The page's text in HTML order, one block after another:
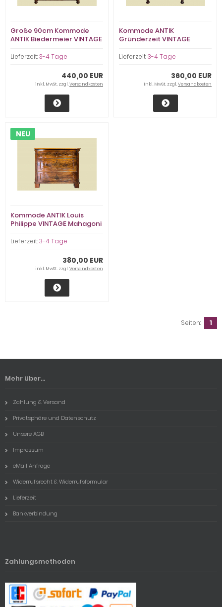
Große 90cm Kommode
ANTIK Biedermeier VINTAGE
1820
Lieferzeit:3-4 Tage
440,00 EUR
inkl. MwSt. zzgl.Versandkosten
Kommode ANTIK
Gründerzeit VINTAGE
Schrank von 1880
Lieferzeit:3-4 Tage
360,00 EUR
inkl. MwSt. zzgl.Versandkosten
NEU
Kommode ANTIK Louis
Philippe VINTAGE Mahagoni
1840
Lieferzeit:3-4 Tage
380,00 EUR
inkl. MwSt. zzgl.Versandkosten
Seiten: 1
Mehr über...
Zahlung & Versand
Privatsphäre und Datenschutz
Unsere AGB
Impressum
eMail Anfrage
Widerrufsrecht & Widerrufsformular
Lieferzeit
Bankverbindung
Zahlungsmethoden